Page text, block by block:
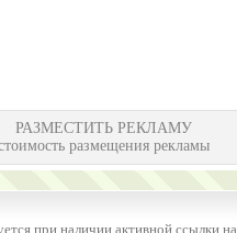
РАЗМЕСТИТЬ РЕКЛАМУ
размещения рекламы
при наличии активной ссылки на